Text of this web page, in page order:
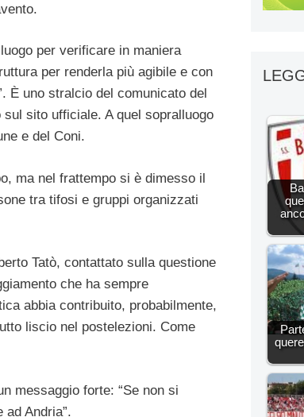
per verificare in maniera
per renderla più agibile e con
È uno stralcio del comunicato del
sito ufficiale. A quel sopralluogo
e del Coni.
ma nel frattempo si è dimesso il
tra tifosi e gruppi organizzati
Tatò, contattato sulla questione
che ha sempre
abbia contribuito, probabilmente,
liscio nel postelezioni. Come
messaggio forte: “Se non si
Andria”.